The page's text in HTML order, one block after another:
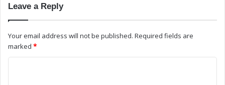
Leave a Reply
Your email address will not be published. Required fields are
marked *